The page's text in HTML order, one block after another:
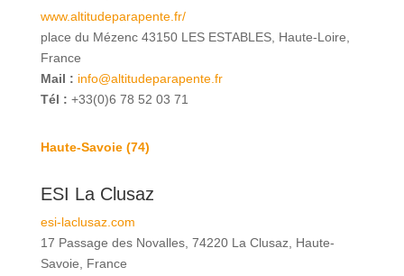
www.altitudeparapente.fr/
place du Mézenc 43150 LES ESTABLES, Haute-Loire,
France
Mail : info@altitudeparapente.fr
Tél : +33(0)6 78 52 03 71
Haute-Savoie (74)
ESI La Clusaz
esi-laclusaz.com
17 Passage des Novalles, 74220 La Clusaz, Haute-
Savoie, France